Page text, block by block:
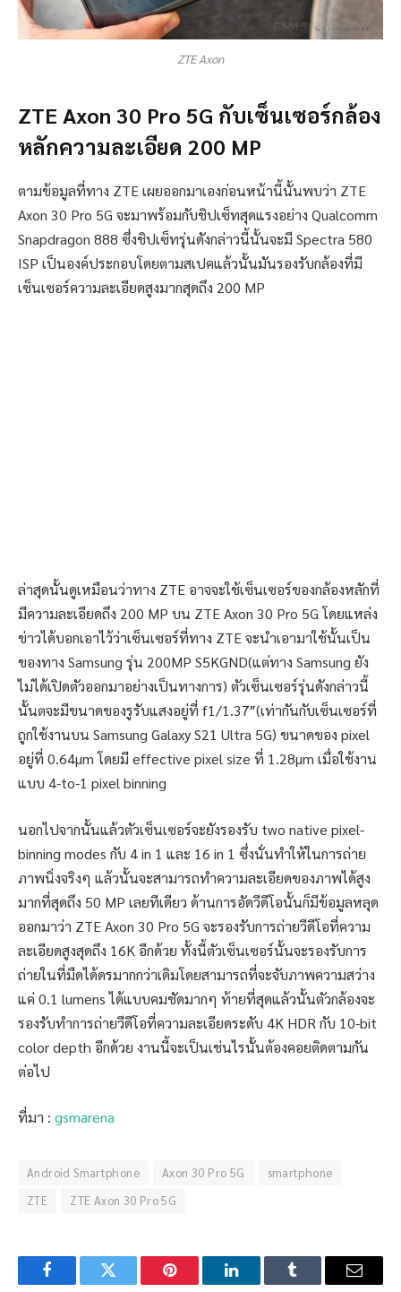
ZTE Axon
ZTE Axon 30 Pro 5G กับเซ็นเซอร์กล้อง
หลักความละเอียด 200 MP
ตามข้อมูลที่ทาง ZTE เผยออกมาเองก่อนหน้านี้นั้นพบว่า ZTE
Axon 30 Pro 5G จะมาพร้อมกับชิปเซ็ทสุดแรงอย่าง Qualcomm
Snapdragon 888 ซึ่งชิปเซ็ทรุ่นดังกล่าวนี้นั้นจะมี Spectra 580
ISP เป็นองค์ประกอบโดยตามสเปคแล้วนั้นมันรองรับกล้องที่มี
เซ็นเซอร์ความละเอียดสูงมากสุดถึง 200 MP
ล่าสุดนั้นดูเหมือนว่าทาง ZTE อาจจะใช้เซ็นเซอร์ของกล้องหลักที่
มีความละเอียดถึง 200 MP บน ZTE Axon 30 Pro 5G โดยแหล่ง
ข่าวได้บอกเอาไว้ว่าเซ็นเซอร์ที่ทาง ZTE จะนำเอามาใช้นั้นเป็น
ของทาง Samsung รุ่น 200MP S5KGND(แต่ทาง Samsung ยัง
ไม่ได้เปิดตัวออกมาอย่างเป็นทางการ) ตัวเซ็นเซอร์รุ่นดังกล่าวนี้
นั้นตจะมีขนาดของรูรับแสงอยู่ที่ f1/1.37″(เท่ากันกับเซ็นเซอร์ที่
ถูกใช้งานบน Samsung Galaxy S21 Ultra 5G) ขนาดของ pixel
อยู่ที่ 0.64µm โดยมี effective pixel size ที่ 1.28µm เมื่อใช้งาน
แบบ 4-to-1 pixel binning
นอกไปจากนั้นแล้วตัวเซ็นเซอร์จะยังรองรับ two native pixel-
binning modes กับ 4 in 1 และ 16 in 1 ซึ่งนั่นทำให้ในการถ่าย
ภาพนิ่งจริงๆ แล้วนั้นจะสามารถทำความละเอียดของภาพได้สูง
มากที่สุดถึง 50 MP เลยทีเดียว ด้านการอัดวีดีโอนั้นก็มีข้อมูลหลุด
ออกมาว่า ZTE Axon 30 Pro 5G จะรองรับการถ่ายวีดีโอที่ความ
ละเอียดสูงสุดถึง 16K อีกด้วย ทั้งนี้ตัวเซ็นเซอร์นั้นจะรองรับการ
ถ่ายในที่มืดได้ดรมากกว่าเดิมโดยสามารถที่จะจับภาพความสว่าง
แค่ 0.1 lumens ได้แบบคมชัดมากๆ ท้ายที่สุดแล้วนั้นตัวกล้องจะ
รองรับทำการถ่ายวีดีโอที่ความละเอียดระดับ 4K HDR กับ 10-bit
color depth อีกด้วย งานนี้จะเป็นเช่นไรนั้นต้องคอยติดตามกัน
ต่อไป
ที่มา : gsmarena
Android Smartphone Axon 30 Pro 5G
smartphone
ZTE
ZTE Axon 30 Pro 5G
FacebookTwitter Pinterest LinkedInTumblr Email